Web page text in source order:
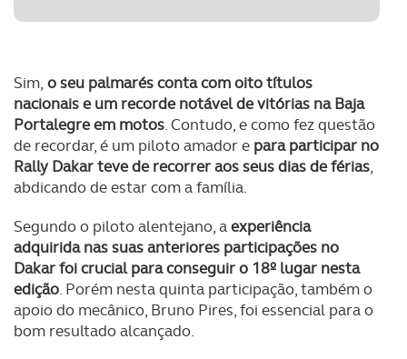
Sim, o seu palmarés conta com oito títulos
nacionais e um recorde notável de vitórias na Baja
Portalegre em motos. Contudo, e como fez questão
de recordar, é um piloto amador e para participar no
Rally Dakar teve de recorrer aos seus dias de férias,
abdicando de estar com a família.
Segundo o piloto alentejano, aexperiência
adquirida nas suas anteriores participações no
Dakar foi crucial para conseguir o 18º lugar nesta
edição. Porém nesta quinta participação, também o
apoio do mecânico, Bruno Pires, foi essencial para o
bom resultado alcançado.